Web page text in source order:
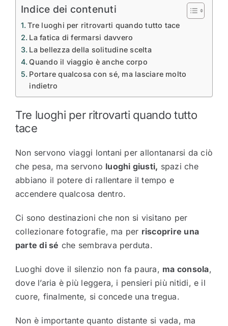
Indice dei contenuti
Tre luoghi per ritrovarti quando tutto tace
La fatica di fermarsi davvero
La bellezza della solitudine scelta
Quando il viaggio è anche corpo
Portare qualcosa con sé, ma lasciare molto
indietro
Tre luoghi per ritrovarti quando tutto
tace
Non servono viaggi lontani per allontanarsi da ciò
che pesa, ma servono luoghi giusti, spazi che
abbiano il potere di rallentare il tempo e
accendere qualcosa dentro.
Ci sono destinazioni che non si visitano per
collezionare fotografie, ma per riscoprire una
parte di sé che sembrava perduta.
Luoghi dove il silenzio non fa paura, ma consola,
dove l’aria è più leggera, i pensieri più nitidi, e il
cuore, finalmente, si concede una tregua.
Non è importante quanto distante si vada, ma